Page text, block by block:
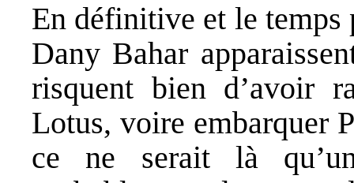
En définitive et le temps
Dany Bahar
risquent bien d’avoir
Lotus, voire embarquer
ce ne serait là